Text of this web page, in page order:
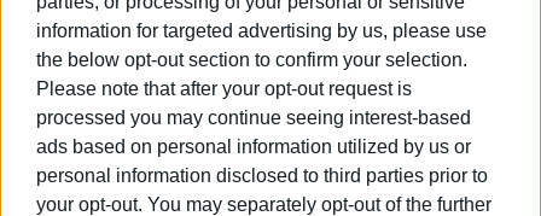
information for targeted advertising by us, please use
the below opt-out section to confirm your selection.
Please note that after your opt-out request is
processed you may continue seeing interest-based
ads based on personal information utilized by us or
personal information disclosed to third parties prior to
your opt-out. You may separately opt-out of the further
«Εάν πάμε σε νέο σημείο, οι γραφειοκρατικές
διαδικασίες θα πάρουν χρόνο, μεταθέτοντας την
ολοκλήρωση του έργου στο μέλλον», υπογράμμισε ο
Διευθυντής του ΔΕΔΔΗΕ.
Εμφανίσεις: 2050